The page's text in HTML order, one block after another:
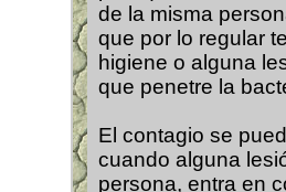
de la misma
que por lo regular
higiene o alguna
que penetre la
El contagio se
cuando alguna
persona, entra en